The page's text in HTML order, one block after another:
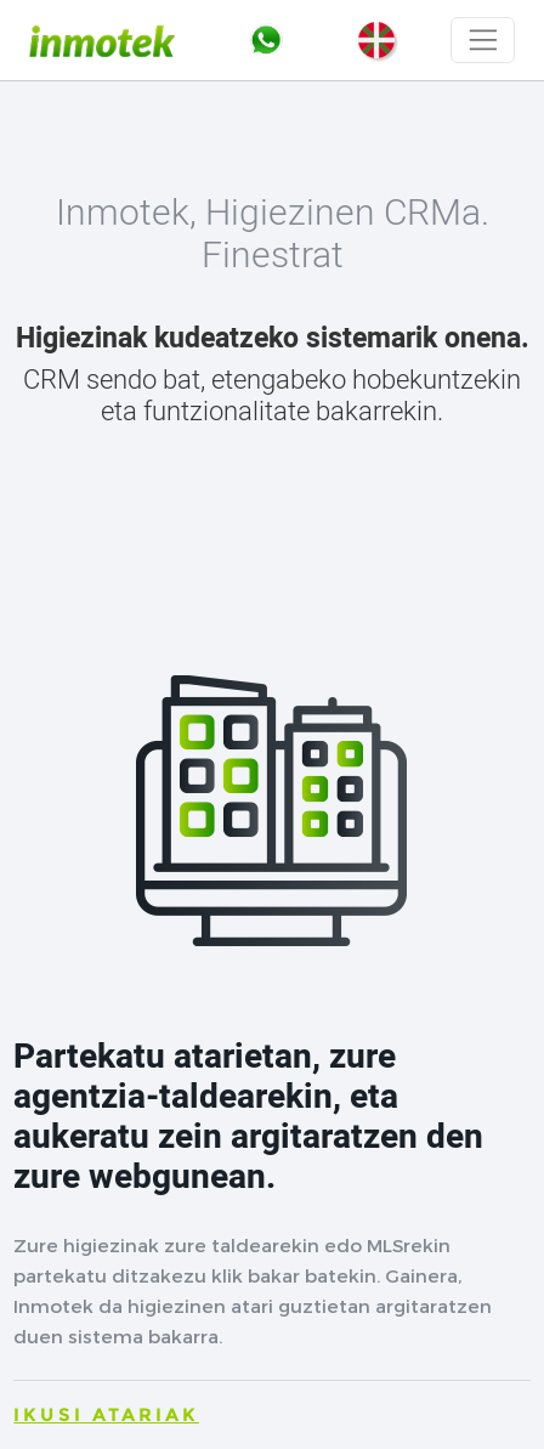
Inmotek, Higiezinen CRMa.
Finestrat
Higiezinak kudeatzeko sistemarik onena.
CRM sendo bat, etengabeko hobekuntzekin
eta funtzionalitate bakarrekin.
Partekatu atarietan, zure
agentzia-taldearekin, eta
aukeratu zein argitaratzen den
zure webgunean.
Zure higiezinak zure taldearekin edo MLSrekin
partekatu ditzakezu klik bakar batekin. Gainera,
Inmotek da higiezinen atari guztietan argitaratzen
duen sistema bakarra.
IKUSI ATARIAK